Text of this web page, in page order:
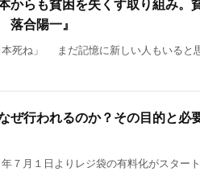
からも貧困を失くす取り組み。
合陽一』
本死ね」 まだ記憶に新しい人もいる
ぜ行われるのか？その目的と必
７月１日よりレジ袋の有料化がスタ